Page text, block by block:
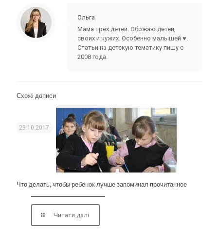
Ольга
Мама трех детей. Обожаю детей,
своих и чужих. Особенно малышей ♥.
Статьи на детскую тематику пишу с
2008 года.
Схожі дописи
29.10.2017
Что делать, чтобы ребенок лучше запоминал прочитанное
Читати далі